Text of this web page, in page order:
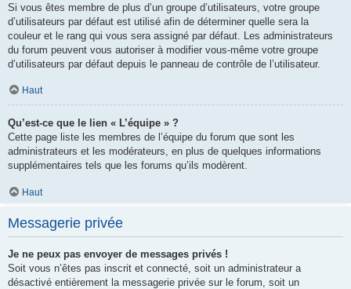
Si vous êtes membre de plus d’un groupe d’utilisateurs, votre groupe
d’utilisateurs par défaut est utilisé afin de déterminer quelle sera la
couleur et le rang qui vous sera assigné par défaut. Les administrateurs
du forum peuvent vous autoriser à modifier vous-même votre groupe
d’utilisateurs par défaut depuis le panneau de contrôle de l’utilisateur.
Haut
Qu’est-ce que le lien « L’équipe » ?
Cette page liste les membres de l’équipe du forum que sont les
administrateurs et les modérateurs, en plus de quelques informations
supplémentaires tels que les forums qu’ils modèrent.
Haut
Messagerie privée
Je ne peux pas envoyer de messages privés !
Soit vous n’êtes pas inscrit et connecté, soit un administrateur a
désactivé entièrement la messagerie privée sur le forum, soit un